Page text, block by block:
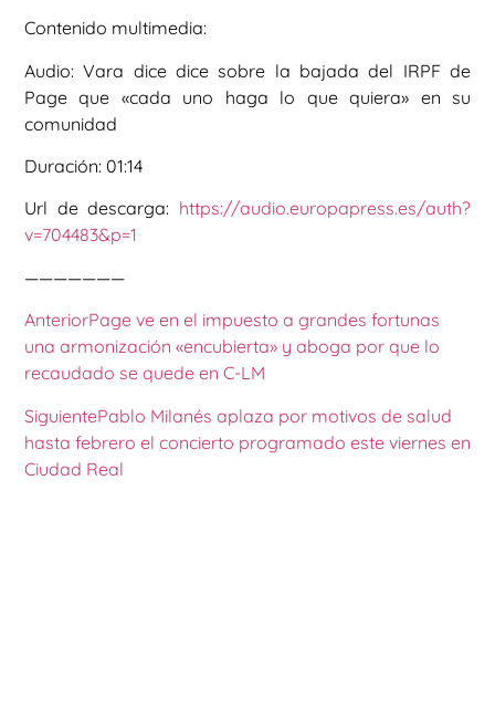
Contenido multimedia:
Audio: Vara dice dice sobre la bajada del IRPF de
Page que «cada uno haga lo que quiera» en su
comunidad
Duración: 01:14
Url de descarga: https://audio.europapress.es/auth?
v=704483&p=1
———————
AnteriorPage ve en el impuesto a grandes fortunas
una armonización «encubierta» y aboga por que lo
recaudado se quede en C-LM
SiguientePablo Milanés aplaza por motivos de salud
hasta febrero el concierto programado este viernes en
Ciudad Real